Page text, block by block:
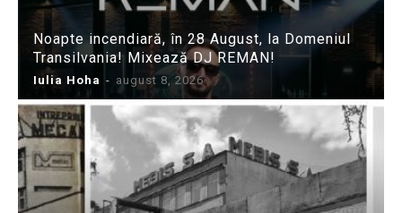
Noapte incendiară, în 28 August, la Domeniul
Transilvania! Mixează DJ REMAN!
Iulia Hoha - august 8, 2026